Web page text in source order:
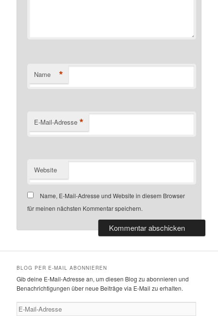
Name *
E-Mail-Adresse *
Website
Name, E-Mail-Adresse und Website in diesem Browser
für meinen nächsten Kommentar speichern.
BLOG PER E-MAIL ABONNIEREN
Gib deine E-Mail-Adresse an, um diesen Blog zu abonnieren und
Benachrichtigungen über neue Beiträge via E-Mail zu erhalten.
E-